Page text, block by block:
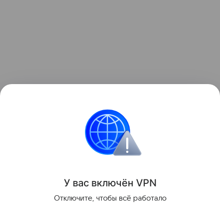
Также недавно рассказывали, что HeyGears
выпустила первый настольный 3D-принтер с
полноцветной печатью. Подробности в
Поделиться
У вас включён VPN
Отключите, чтобы всё работало